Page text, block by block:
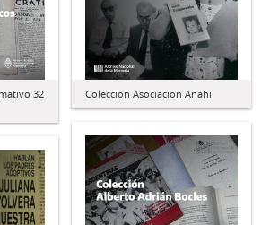
32
Colección Asociación Anahí